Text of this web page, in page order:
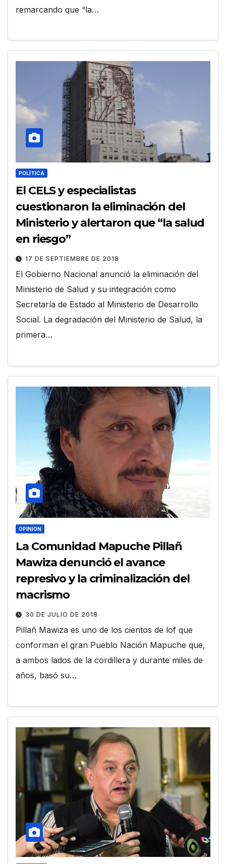
remarcando que “la…
POLÍTICA
El CELS y especialistas
cuestionaron la eliminación del
Ministerio y alertaron que “la salud
en riesgo”
17 DE SEPTIEMBRE DE 2018
El Gobierno Nacional anunció la eliminación del
Ministerio de Salud y su integración como
Secretaría de Estado al Ministerio de Desarrollo
Social. La degradación del Ministerio de Salud, la
primera…
OPINION
La Comunidad Mapuche Pillañ
Mawiza denunció el avance
represivo y la criminalización del
macrismo
30 DE JULIO DE 2018
Pillañ Mawiza es uno de los cientos de lof que
conforman el gran Pueblo Nación Mapuche que,
a ambos lados de la cordillera y durante miles de
años, basó su…